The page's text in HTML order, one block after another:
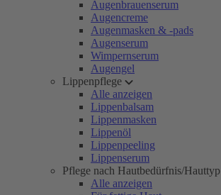
Augenbrauenserum
Augencreme
Augenmasken & -pads
Augenserum
Wimpernserum
Augengel
Lippenpflege
Alle anzeigen
Lippenbalsam
Lippenmasken
Lippenöl
Lippenpeeling
Lippenserum
Pflege nach Hautbedürfnis/Hauttyp
Alle anzeigen